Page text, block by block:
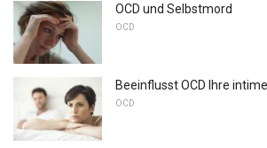
OCD und Selbstmord
OCD
Beeinflusst OCD Ihre
OCD